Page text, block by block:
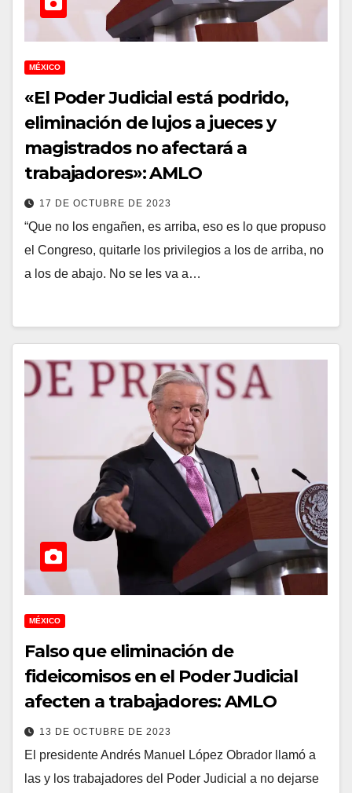
MÉXICO
«El Poder Judicial está podrido,
eliminación de lujos a jueces y
magistrados no afectará a
trabajadores»: AMLO
17 DE OCTUBRE DE 2023
“Que no los engañen, es arriba, eso es lo que propuso
el Congreso, quitarle los privilegios a los de arriba, no
a los de abajo. No se les va a…
MÉXICO
Falso que eliminación de
fideicomisos en el Poder Judicial
afecten a trabajadores: AMLO
13 DE OCTUBRE DE 2023
El presidente Andrés Manuel López Obrador llamó a
las y los trabajadores del Poder Judicial a no dejarse